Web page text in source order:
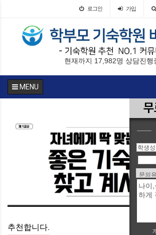
로그인 가입
현재까지 17,982명 상담진행
MENU
추천합니다.